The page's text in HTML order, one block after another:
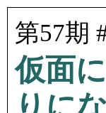
第57期
仮面
りに